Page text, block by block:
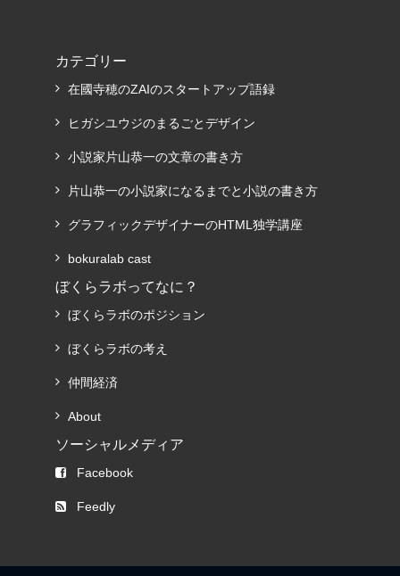
カテゴリー
在國寺穂のZAIのスタートアップ語録
ヒガシユウジのまるごとデザイン
小説家片山恭一の文章の書き方
片山恭一の小説家になるまでと小説の書き方
グラフィックデザイナーのHTML独学講座
bokuralab cast
ぼくらラボってなに？
ぼくらラボのポジション
ぼくらラボの考え
仲間経済
About
ソーシャルメディア
Facebook
Feedly